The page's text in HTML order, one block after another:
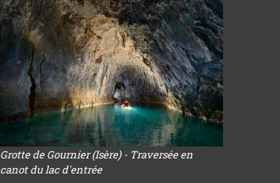
Grotte de Gournier (Isère) - Traversée en
canot du lac d'entrée